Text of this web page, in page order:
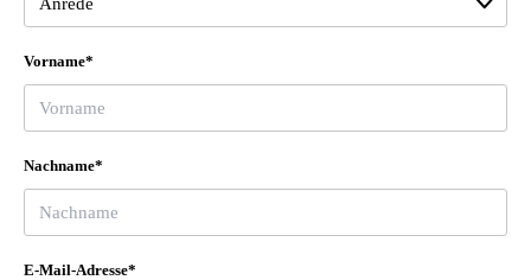
Vorname*
Nachname*
E-Mail-Adresse*